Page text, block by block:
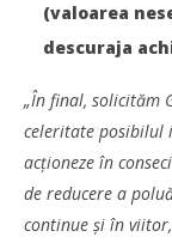
investește în
Bianca
Florescu
(valoarea
descuraja
„În final, solicităm
celeritate posibilul
acționeze în
de reducere a
continue și în